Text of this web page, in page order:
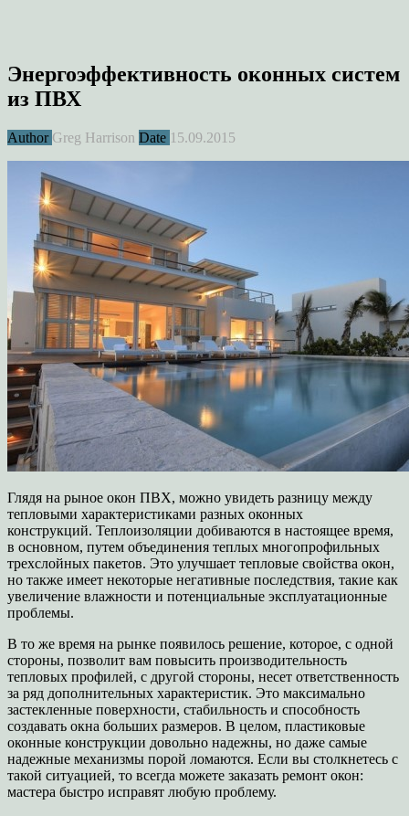
Энергоэффективность оконных систем
из ПВХ
Author Greg Harrison Date 15.09.2015
Глядя на рыное окон ПВХ, можно увидеть разницу между
тепловыми характеристиками разных оконных
конструкций. Теплоизоляции добиваются в настоящее время,
в основном, путем объединения теплых многопрофильных
трехслойных пакетов. Это улучшает тепловые свойства окон,
но также имеет некоторые негативные последствия, такие как
увеличение влажности и потенциальные эксплуатационные
проблемы.
В то же время на рынке появилось решение, которое, с одной
стороны, позволит вам повысить производительность
тепловых профилей, с другой стороны, несет ответственность
за ряд дополнительных характеристик. Это максимально
застекленные поверхности, стабильность и способность
создавать окна больших размеров. В целом, пластиковые
оконные конструкции довольно надежны, но даже самые
надежные механизмы порой ломаются. Если вы столкнетесь с
такой ситуацией, то всегда можете заказать ремонт окон:
мастера быстро исправят любую проблему.